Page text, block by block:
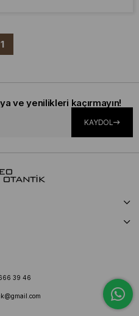
1
ve yenilikleri kaçırmayın!
KAYDOL
39 46